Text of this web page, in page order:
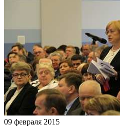
09 февраля 2015